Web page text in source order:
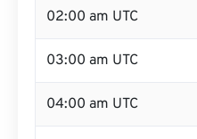
02:00 am UTC
03:00 am UTC
04:00 am UTC